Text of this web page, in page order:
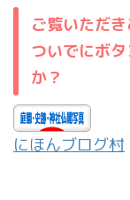
ご覧いただ
ついでにボ
か？
にほんブログ村